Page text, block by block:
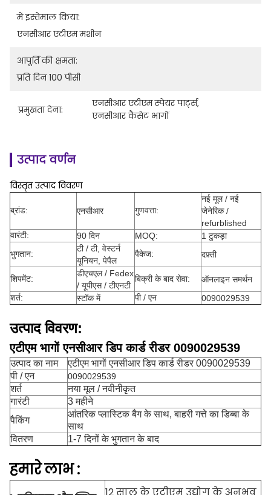
में इस्तेमाल किया:
एनसीआर एटीएम मशीन
आपूर्ति की क्षमता:
प्रति दिन 100 पीसी
प्रमुखता देना:
एनसीआर एटीएम स्पेयर पार्ट्स,
एनसीआर कैसेट भागों
उत्पाद वर्णन
विस्तृत उत्पाद विवरण
ब्रांड: एनसीआर गुणवत्ता:
नई मूल / नई
जेनेरिक /
refurblished
वारंटी:
90 दिन MOQ:
1 टुकड़ा
भुगतान:
टी / टी, वेस्टर्न
यूनियन, पेपैल
पैकेज: दफ़्ती
शिपमेंट:
डीएचएल / Fedex
/ यूपीएस / टीएनटी
बिक्री के बाद सेवा:
ऑनलाइन समर्थन
शर्त:
स्टॉक में पी / एन 0090029539
उत्पाद विवरण:
एटीएम भागों एनसीआर डिप कार्ड रीडर 0090029539
उत्पाद का नाम
एटीएम भागों एनसीआर डिप कार्ड रीडर 0090029539
पी / एन
0090029539
शर्त
नया मूल / नवीनीकृत
गारंटी
3 महीने
पैकिंग
आंतरिक प्लास्टिक बैग के साथ, बाहरी गत्ते का डिब्बा के
साथ
वितरण
1-7 दिनों के भुगतान के बाद
हमारेलाभ :